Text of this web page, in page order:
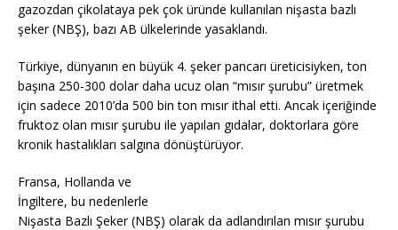
gazozdan çikolataya pek çok üründe kullanılan nişasta bazlı
şeker (NBŞ), bazı AB ülkelerinde yasaklandı.
Türkiye, dünyanın en büyük 4. şeker pancarı üreticisiyken, ton
başına 250-300 dolar daha ucuz olan “mısır şurubu” üretmek
için sadece 2010’da 500 bin ton mısır ithal etti. Ancak içeriğinde
fruktoz olan mısır şurubu ile yapılan gıdalar, doktorlara göre
kronik hastalıkları salgına dönüştürüyor.
Fransa, Hollanda ve
İngiltere, bu nedenlerle
Nişasta Bazlı Şeker (NBŞ) olarak da adlandırılan mısır şurubu